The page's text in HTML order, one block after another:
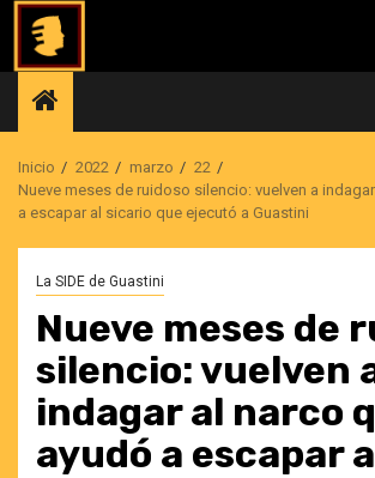
Saltar
contenido
Inicio 2022 marzo
22
Nueve meses de ruidoso silencio: vuelven a
a escapar al sicario que ejecutó a Guastini
La SIDE de Guastini
Nueve meses de
silencio: vuelven
indagar al narco
ayudó a escapar